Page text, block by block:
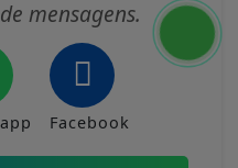
mensagens.
Facebook